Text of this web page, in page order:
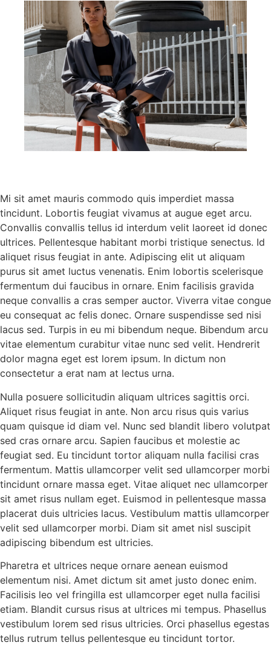
Mi sit amet mauris commodo quis imperdiet massa
tincidunt. Lobortis feugiat vivamus at augue eget arcu.
Convallis convallis tellus id interdum velit laoreet id donec
ultrices. Pellentesque habitant morbi tristique senectus. Id
aliquet risus feugiat in ante. Adipiscing elit ut aliquam
purus sit amet luctus venenatis. Enim lobortis scelerisque
fermentum dui faucibus in ornare. Enim facilisis gravida
neque convallis a cras semper auctor. Viverra vitae congue
eu consequat ac felis donec. Ornare suspendisse sed nisi
lacus sed. Turpis in eu mi bibendum neque. Bibendum arcu
vitae elementum curabitur vitae nunc sed velit. Hendrerit
dolor magna eget est lorem ipsum. In dictum non
consectetur a erat nam at lectus urna.
Nulla posuere sollicitudin aliquam ultrices sagittis orci.
Aliquet risus feugiat in ante. Non arcu risus quis varius
quam quisque id diam vel. Nunc sed blandit libero volutpat
sed cras ornare arcu. Sapien faucibus et molestie ac
feugiat sed. Eu tincidunt tortor aliquam nulla facilisi cras
fermentum. Mattis ullamcorper velit sed ullamcorper morbi
tincidunt ornare massa eget. Vitae aliquet nec ullamcorper
sit amet risus nullam eget. Euismod in pellentesque massa
placerat duis ultricies lacus. Vestibulum mattis ullamcorper
velit sed ullamcorper morbi. Diam sit amet nisl suscipit
adipiscing bibendum est ultricies.
Pharetra et ultrices neque ornare aenean euismod
elementum nisi. Amet dictum sit amet justo donec enim.
Facilisis leo vel fringilla est ullamcorper eget nulla facilisi
etiam. Blandit cursus risus at ultrices mi tempus. Phasellus
vestibulum lorem sed risus ultricies. Orci phasellus egestas
tellus rutrum tellus pellentesque eu tincidunt tortor.